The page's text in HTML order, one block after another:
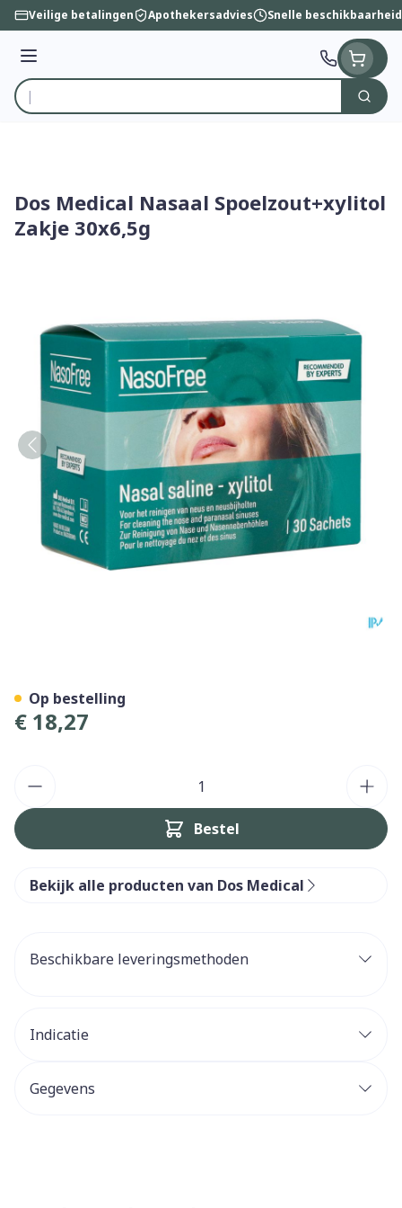
Ga naar de inhoud
Veilige betalingen Apothekersadvies Snelle beschikbaarheid
Menu
Product, merk, categorie...
Zoek
Dos Medical Nasaal Spoelzout+xylitol
Zakje 30x6,5g
€ 18,27
Bestel
Op bestelling
Bekijk alle producten van Dos Medical
Beschikbare leveringsmethoden
Indicatie
Gegevens